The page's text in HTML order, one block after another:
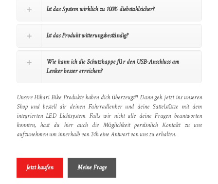
Ist das System wirklich zu 100% diebstahlsicher?
Ist das Produkt witterungsbeständig?
Wie kann ich die Schutzkappe für den USB-Anschluss am
Lenker besser erreichen?
Unsere Hikari Bike Produkte haben dich überzeugt?! Dann geh jetzt ins unseren
Shop und bestell dir deinen Fahrradlenker und deine Sattelstütze mit dem
integrierten LED Lichtsystem. Falls wir nicht alle deine Fragen beantworten
konnten, hast du hier auch die Möglichkeit persönlich Kontakt zu uns
aufzunehmen um innerhalb von 24h eine Antwort von uns zu erhalten.
Jetzt kaufen Meine Frage